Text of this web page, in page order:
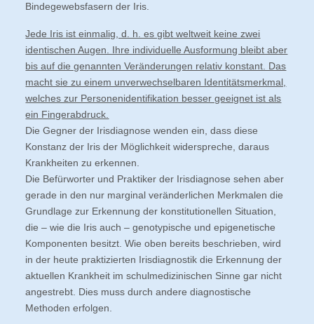
Bindegewebsfasern der Iris.
Jede Iris ist einmalig, d. h. es gibt weltweit keine zwei
identischen Augen. Ihre individuelle Ausformung bleibt aber
bis auf die genannten Veränderungen relativ konstant. Das
macht sie zu einem unverwechselbaren Identitätsmerkmal,
welches zur Personenidentifikation besser geeignet ist als
ein Fingerabdruck.
Die Gegner der Irisdiagnose wenden ein, dass diese
Konstanz der Iris der Möglichkeit widerspreche, daraus
Krankheiten zu erkennen.
Die Befürworter und Praktiker der Irisdiagnose sehen aber
gerade in den nur marginal veränderlichen Merkmalen die
Grundlage zur Erkennung der konstitutionellen Situation,
die – wie die Iris auch – genotypische und epigenetische
Komponenten besitzt. Wie oben bereits beschrieben, wird
in der heute praktizierten Irisdiagnostik die Erkennung der
aktuellen Krankheit im schulmedizinischen Sinne gar nicht
angestrebt. Dies muss durch andere diagnostische
Methoden erfolgen.